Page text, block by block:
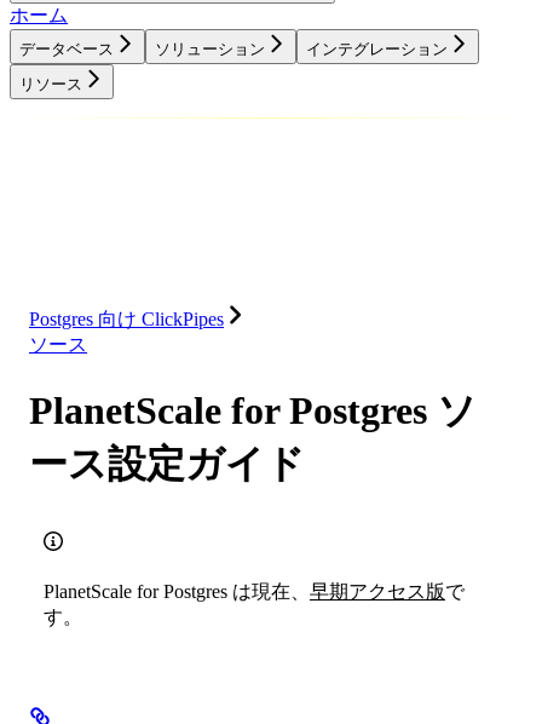
ホーム
データベース ソリューション
インテグレーション
リソース
Postgres 向け ClickPipes
ソース
PlanetScale for Postgres ソ
ース設定ガイド
PlanetScale for Postgres は現在、 早期アクセス版で
す。